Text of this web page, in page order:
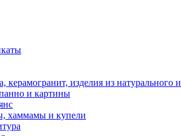
керамогранит, изделия из натурального
и картины
хаммамы и купели